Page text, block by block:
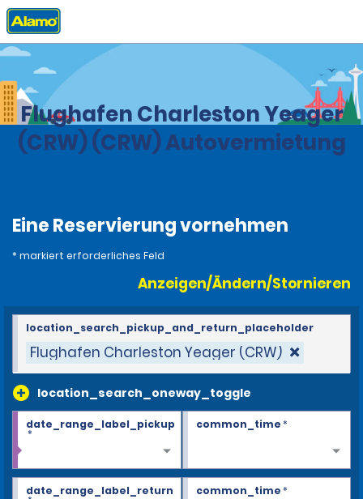
Privat Stationen West Virginia
Flughafen Charleston Yeager
(CRW) (CRW) Autovermietung
Eine Reservierung vornehmen
* markiert erforderliches Feld
Anzeigen/Ändern/Stornieren
Flughafen Charleston Yeager (CRW)
location_search_oneway_toggle
location_search_pickup_and_return_placeholder
date_range_label_pickup
*
common_time*
date_range_label_return common_time*